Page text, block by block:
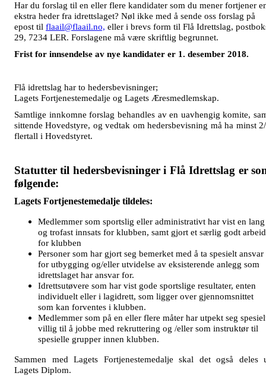
Har du forslag til en eller flere kandidater som du mener fortjener
ekstra heder fra idrettslaget? Nøl ikke med å sende oss forslag på
epost til flaail@flaail.no, eller i brevs form til Flå Idrettslag,
29, 7234 LER. Forslagene må være skriftlig begrunnet.
Frist for innsendelse av nye kandidater er 1. desember 2018.
Flå idrettslag har to hedersbevisninger;
Lagets Fortjenestemedalje og Lagets Æresmedlemskap.
Samtlige innkomne forslag behandles av en uavhengig komite,
sittende Hovedstyre, og vedtak om hedersbevisning må ha minst
flertall i Hovedstyret.
Statutter til hedersbevisninger i Flå Idrettslag er
følgende:
Lagets Fortjenestemedalje tildeles:
Medlemmer som sportslig eller administrativt har vist en lang
og trofast innsats for klubben, samt gjort et særlig godt arbeid
for klubben
Personer som har gjort seg bemerket med å ta spesielt ansvar
for utbygging og/eller utvidelse av eksisterende anlegg som
idrettslaget har ansvar for.
Idrettsutøvere som har vist gode sportslige resultater, enten
individuelt eller i lagidrett, som ligger over gjennomsnittet
som kan forventes i klubben.
Medlemmer som på en eller flere måter har utpekt seg
villig til å jobbe med rekruttering og /eller som instruktør til
spesielle grupper innen klubben.
Sammen med Lagets Fortjenestemedalje skal det også deles
Lagets Diplom.